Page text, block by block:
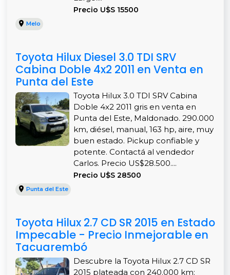
Precio U$S 15500
Melo
Toyota Hilux Diesel 3.0 TDI SRV
Cabina Doble 4x2 2011 en Venta en
Punta del Este
Toyota Hilux 3.0 TDI SRV Cabina
Doble 4x2 2011 gris en venta en
Punta del Este, Maldonado. 290.000
km, diésel, manual, 163 hp, aire, muy
buen estado. Pickup confiable y
potente. Contactá al vendedor
Carlos. Precio US$28.500....
Precio U$S 28500
Punta del Este
Toyota Hilux 2.7 CD SR 2015 en Estado
Impecable - Precio Inmejorable en
Tacuarembó
Descubre la Toyota Hilux 2.7 CD SR
2015 plateada con 240.000 km: